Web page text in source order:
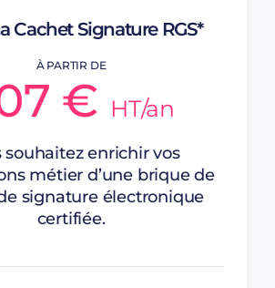
exemple signer :
paie,
métier importants…
Cachet Signature RGS*
À PARTIR DE
€ HT/an
souhaitez enrichir vos
métier d’une brique de
signature électronique
certifiée.